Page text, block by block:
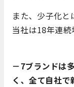
また、少子化と
当社は18年連続
－7ブランドは
く、全て自社